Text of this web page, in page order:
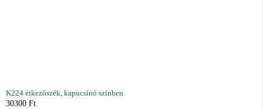
K224 étkezőszék, kapucsínó színben
30300 Ft